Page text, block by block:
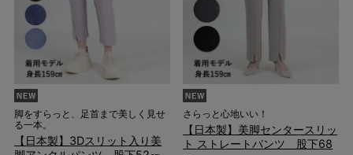
脚をすらっと、足首まで美しく見せ
る一本。
【日本製】3Dスリット入り美
さらっと心地いい！
【日本製】美脚センタースリッ
ト ストレートパンツ 股下68